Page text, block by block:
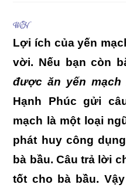
Lợi ích của yến
vời. Nếu bạn còn
được ăn yến mạch
Hạnh Phúc gửi
mạch là một loại
phát huy công
bà bầu. Câu trả lời
tốt cho bà bầu.